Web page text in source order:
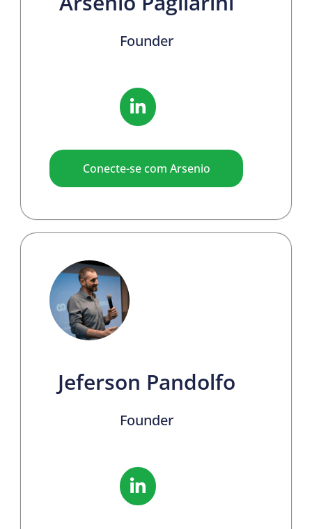
Founder
Conecte-se com Arsenio
Jeferson Pandolfo
Founder